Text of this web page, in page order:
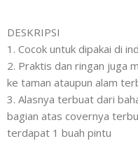
DESKRIPSI
1. Cocok untuk dipakai di
2. Praktis dan ringan juga
ke taman ataupun alam
3. Alasnya terbuat dari
bagian atas covernya
terdapat 1 buah pintu